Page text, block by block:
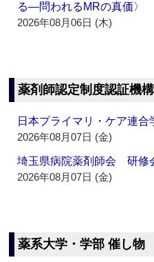
る―問われるMRの真価〉
2026年08月06日 (木)
薬剤師認定制度認証機
日本プライマリ・ケア連
2026年08月07日 (金)
埼玉県病院薬剤師会 研
2026年08月07日 (金)
薬系大学・学部 催し物